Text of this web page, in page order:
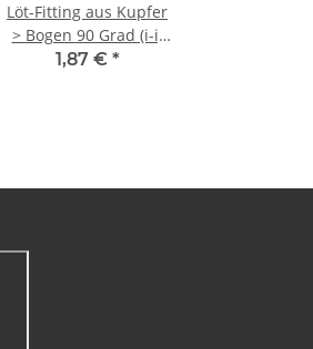
Löt-Fitting aus Kupfer
> Bogen 90 Grad (i-i)
Serie 5002A 18 mm
1,87 € *